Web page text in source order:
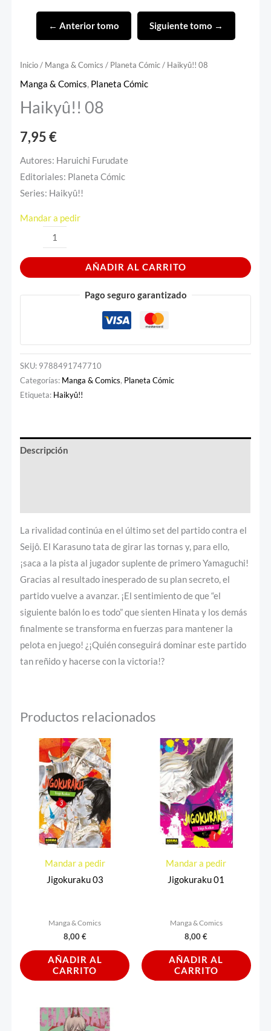
← Anterior tomo Siguiente tomo →
Inicio/ Manga & Comics / Planeta Cómic/ Haikyû!! 08
Manga & Comics, Planeta Cómic
Haikyû!! 08
7,95€
Autores: Haruichi Furudate
Editoriales: Planeta Cómic
Series: Haikyû!!
Mandar a pedir
AÑADIR AL CARRITO
Pago seguro garantizado
SKU: 9788491747710
Categorías: Manga & Comics, Planeta Cómic
Etiqueta: Haikyû!!
Descripción
La rivalidad continúa en el último set del partido contra el
Seijô. El Karasuno tata de girar las tornas y, para ello,
¡saca a la pista al jugador suplente de primero Yamaguchi!
Gracias al resultado inesperado de su plan secreto, el
partido vuelve a avanzar. ¡El sentimiento de que “el
siguiente balón lo es todo” que sienten Hinata y los demás
finalmente se transforma en fuerzas para mantener la
pelota en juego! ¿¡Quién conseguirá dominar este partido
tan reñido y hacerse con la victoria!?
Productos relacionados
Mandar a pedir
Jigokuraku 03
Manga & Comics
8,00€
AÑADIR AL
CARRITO
Mandar a pedir
Jigokuraku 01
Manga & Comics
8,00€
AÑADIR AL
CARRITO